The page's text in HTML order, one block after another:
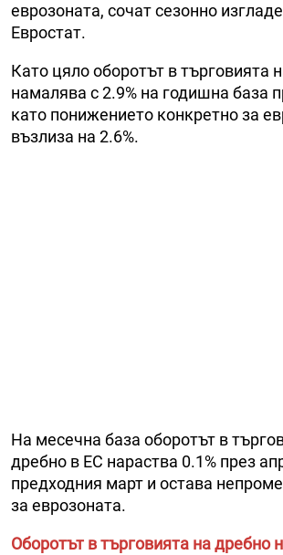
еврозоната, сочат сезонно
Евростат.
Като цяло оборотът в търговията
намалява с 2.9% на годишна база
като понижението конкретно за
възлиза на 2.6%.
На месечна база оборотът в
дребно в ЕС нараства 0.1% през
предходния март и остава
за еврозоната.
Оборотът в търговията на дребно